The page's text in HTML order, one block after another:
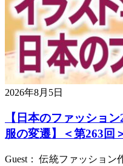
2026年8月5日
【日本のファッショ
服の変遷】＜第263回
Guest： 伝統ファッショ